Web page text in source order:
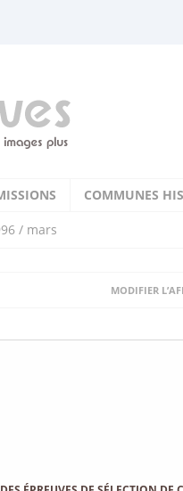
COMMUNES
/ mars
MODIFIER